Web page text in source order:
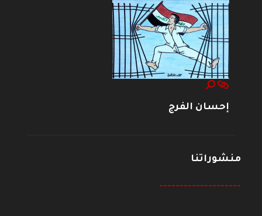
إحسان الفرج
منشوراتنا
--------------------